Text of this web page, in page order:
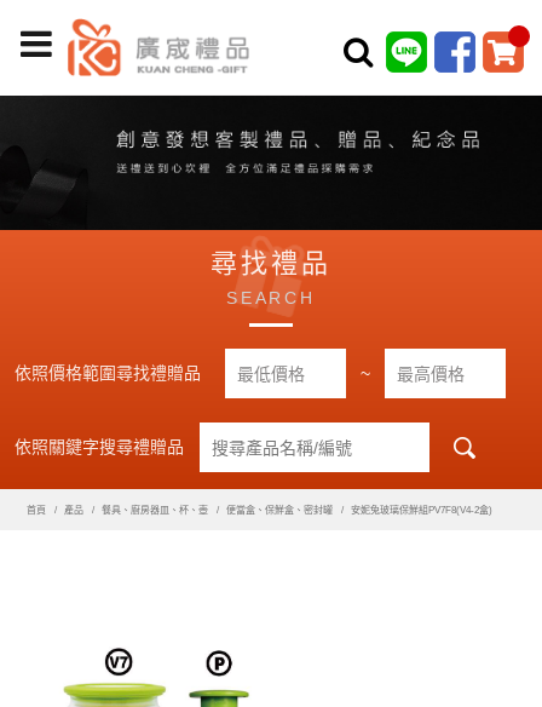
尋找禮品
SEARCH
依照價格範圍尋找禮贈品 ~
依照關鍵字搜尋禮贈品
首頁 產品 餐具、廚房器皿、杯、壺 便當盒、保鮮盒、密封罐 安妮兔玻璃保鮮組PV7F8(V4-2盒)